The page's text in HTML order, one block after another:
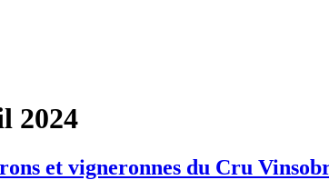
2024
et vigneronnes du Cru